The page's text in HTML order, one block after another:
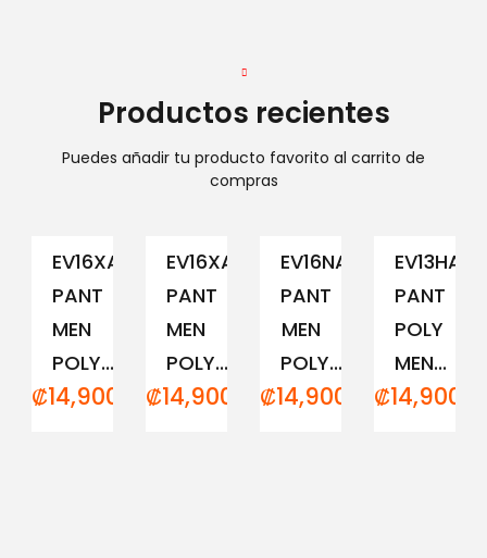
Productos recientes
Puedes añadir tu producto favorito al carrito de
compras
EV16XAM194
PANT
MEN
POLY...
₡14,900.00
EV16XAM191
PANT
MEN
POLY...
₡14,900.00
EV16NAM152
PANT
MEN
POLY...
₡14,900.00
PANT
POLY
MEN...
₡